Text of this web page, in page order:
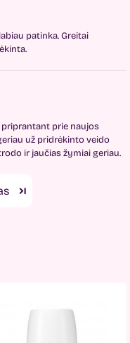
patinka. Greitai
priprantant prie naujos
už pridrėkinto veido
ir jaučias žymiai geriau.